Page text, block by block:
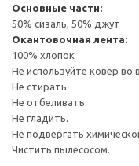
Основные части:
50% сизаль, 50% джут
Окантовочная лента:
100% хлопок
Не используйте ковер во
Не стирать.
Не отбеливать.
Не гладить.
Не подвергать
Чистить пылесосом.